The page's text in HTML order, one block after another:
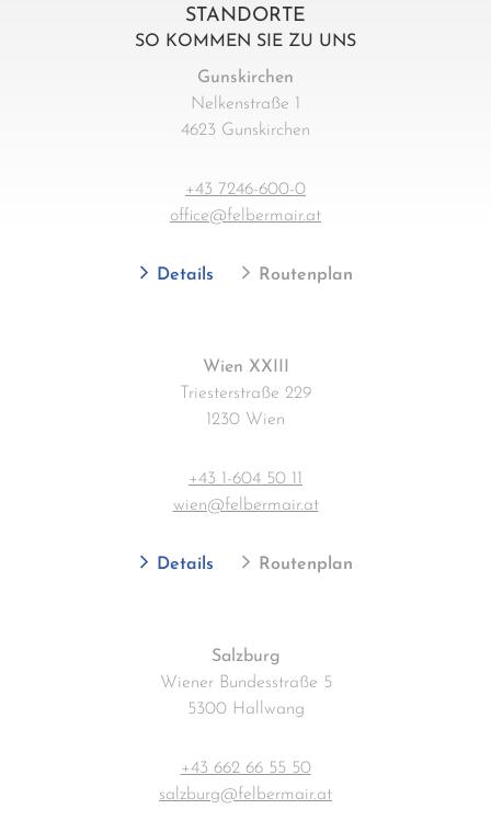
STANDORTE
SO KOMMEN SIE ZU UNS
Gunskirchen
Nelkenstraße 1
4623 Gunskirchen
+43 7246-600-0
office@felbermair.at
Details Routenplan
Wien XXIII
Triesterstraße 229
1230 Wien
+43 1-604 50 11
wien@felbermair.at
Details Routenplan
Salzburg
Wiener Bundesstraße 5
5300 Hallwang
+43 662 66 55 50
salzburg@felbermair.at